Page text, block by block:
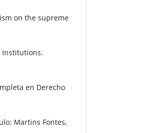
on the supreme
Institutions.
en Derecho
Martins Fontes,